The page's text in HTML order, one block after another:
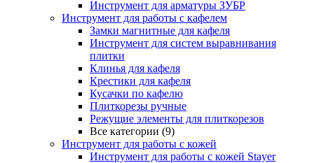
Инструмент для арматуры ЗУБР
Инструмент для работы с кафелем
Замки магнитные для кафеля
Инструмент для систем выравнивания
плитки
Клинья для кафеля
Крестики для кафеля
Кусачки по кафелю
Плиткорезы ручные
Режущие элементы для плиткорезов
Все категории (9)
Инструмент для работы с кожей
Инструмент для работы с кожей Stayer